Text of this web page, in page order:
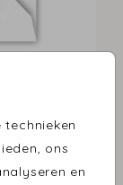
ons
en